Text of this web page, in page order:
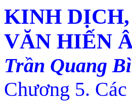
KINH DỊCH,
VĂN HIẾN
Trần Quang
Chương 5.